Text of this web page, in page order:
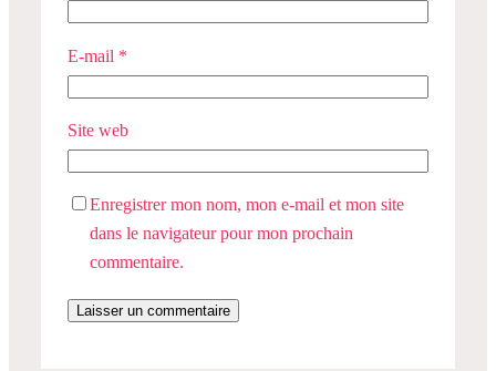
E-mail *
Site web
Enregistrer mon nom, mon e-mail et mon site
dans le navigateur pour mon prochain
commentaire.